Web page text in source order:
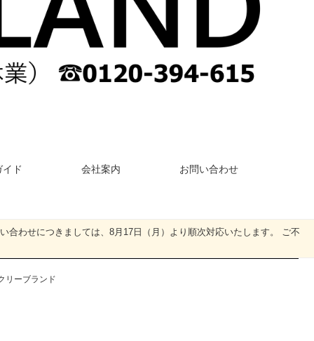
ド 会社案内 お問い合わせ
合わせにつきましては、8月17日（月）より順次対応いたします。 ご不
リーブランド